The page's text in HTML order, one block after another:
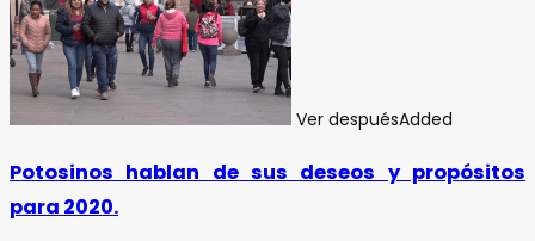
Ver despuésAdded
Potosinos hablan de sus deseos y propósitos
para 2020.